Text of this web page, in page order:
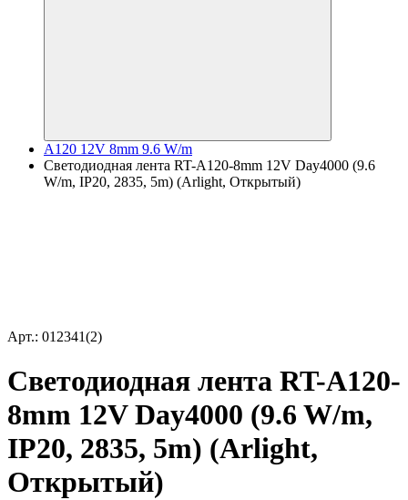
A120 12V 8mm 9.6 W/m
Светодиодная лента RT-A120-8mm 12V Day4000 (9.6
W/m, IP20, 2835, 5m) (Arlight, Открытый)
Арт.: 012341(2)
Светодиодная лента RT-A120-
8mm 12V Day4000 (9.6 W/m,
IP20, 2835, 5m) (Arlight,
Открытый)